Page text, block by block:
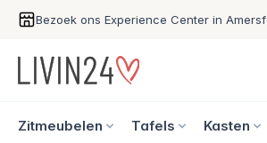
Bezoek ons Experience Center in
Zitmeubelen Tafels Kasten